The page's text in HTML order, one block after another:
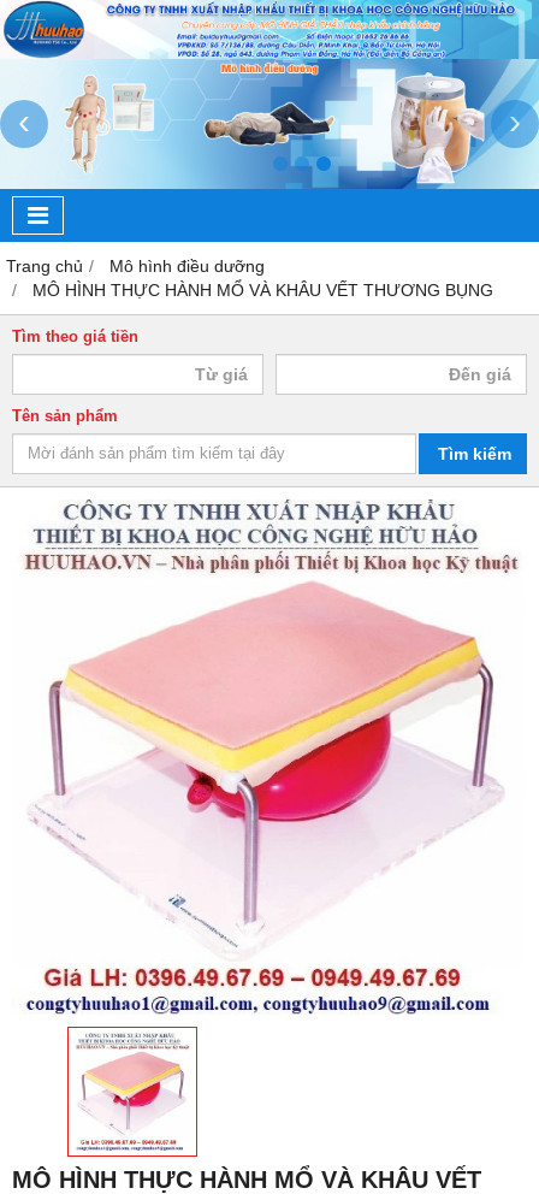
‹ ›
Trang chủ
Mô hình điều dưỡng
MÔ HÌNH THỰC HÀNH MỔ VÀ KHÂU VẾT THƯƠNG BỤNG
Tìm theo giá tiền
Tên sản phẩm
Tìm kiếm
MÔ HÌNH THỰC HÀNH MỔ VÀ KHÂU VẾT